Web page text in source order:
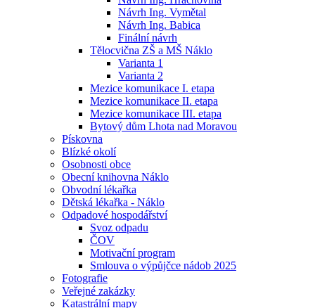
Návrh Ing. Vymětal
Návrh Ing. Babica
Finální návrh
Tělocvična ZŠ a MŠ Náklo
Varianta 1
Varianta 2
Mezice komunikace I. etapa
Mezice komunikace II. etapa
Mezice komunikace III. etapa
Bytový dům Lhota nad Moravou
Pískovna
Blízké okolí
Osobnosti obce
Obecní knihovna Náklo
Obvodní lékařka
Dětská lékařka - Náklo
Odpadové hospodářství
Svoz odpadu
ČOV
Motivační program
Smlouva o výpůjčce nádob 2025
Fotografie
Veřejné zakázky
Katastrální mapy